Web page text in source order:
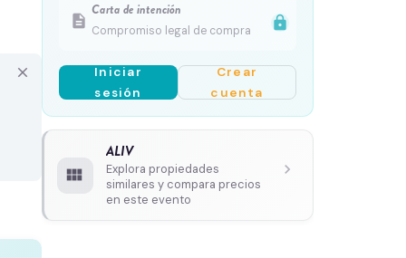
close
description
Carta de intención
Compromiso legal de compra lock
Iniciar
sesión
Crear
cuenta
view_module
ALIV
Explora propiedades
similares y compara precios
en este evento
chevron_right